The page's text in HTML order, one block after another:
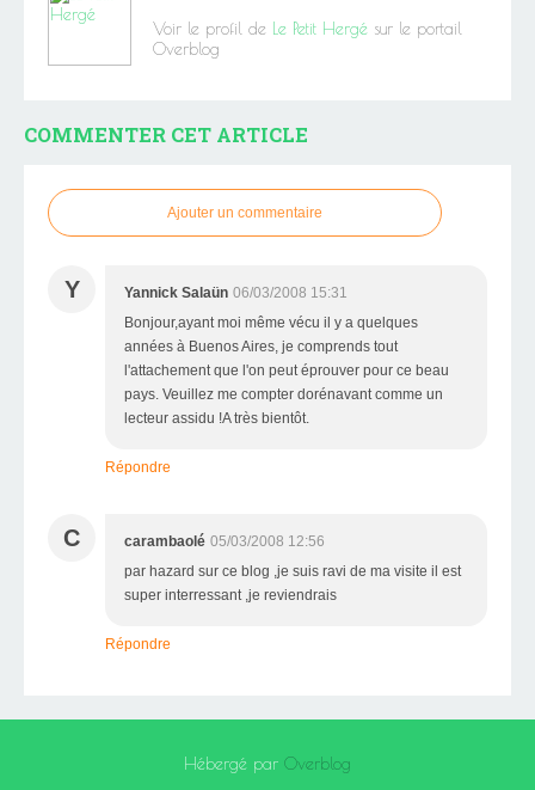
Voir le profil de Le Petit Hergé sur le portail
Overblog
COMMENTER CET ARTICLE
Ajouter un commentaire
Y Yannick Salaün 06/03/2008 15:31
Bonjour,ayant moi même vécu il y a quelques
années à Buenos Aires, je comprends tout
l'attachement que l'on peut éprouver pour ce beau
pays. Veuillez me compter dorénavant comme un
lecteur assidu !A très bientôt.
Répondre
C carambaolé 05/03/2008 12:56
par hazard sur ce blog ,je suis ravi de ma visite il est
super interressant ,je reviendrais
Répondre
Hébergé par Overblog